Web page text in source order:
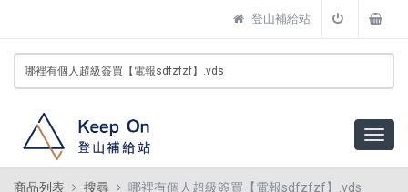
登山補給站
商品列表 搜尋 哪裡有個人超級簽買【電報sdfzfzf】.vds